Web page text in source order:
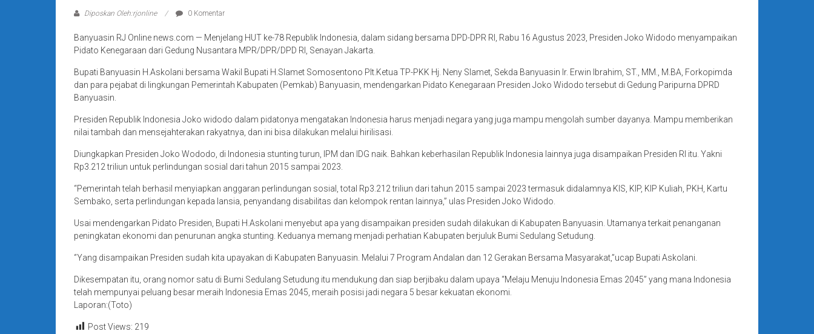
Diposkan Oleh:rjonline 0 Komentar
Banyuasin RJ Online news.com — Menjelang HUT ke-78 Republik Indonesia, dalam sidang bersama DPD-DPR RI, Rabu 16 Agustus 2023, Presiden Joko Widodo menyampaikan
Pidato Kenegaraan dari Gedung Nusantara MPR/DPR/DPD RI, Senayan Jakarta.
Bupati Banyuasin H.Askolani bersama Wakil Bupati H.Slamet Somosentono Plt.Ketua TP-PKK Hj. Neny Slamet, Sekda Banyuasin Ir. Erwin Ibrahim, ST., MM., M.BA, Forkopimda
dan para pejabat di lingkungan Pemerintah Kabupaten (Pemkab) Banyuasin, mendengarkan Pidato Kenegaraan Presiden Joko Widodo tersebut di Gedung Paripurna DPRD
Banyuasin.
Presiden Republik Indonesia Joko widodo dalam pidatonya mengatakan Indonesia harus menjadi negara yang juga mampu mengolah sumber dayanya. Mampu memberikan
nilai tambah dan mensejahterakan rakyatnya, dan ini bisa dilakukan melalui hirilisasi.
Diungkapkan Presiden Joko Wododo, di Indonesia stunting turun, IPM dan IDG naik. Bahkan keberhasilan Republik Indonesia lainnya juga disampaikan Presiden RI itu. Yakni
Rp3.212 triliun untuk perlindungan sosial dari tahun 2015 sampai 2023.
“Pemerintah telah berhasil menyiapkan anggaran perlindungan sosial, total Rp3.212 triliun dari tahun 2015 sampai 2023 termasuk didalamnya KIS, KIP, KIP Kuliah, PKH, Kartu
Sembako, serta perlindungan kepada lansia, penyandang disabilitas dan kelompok rentan lainnya,” ulas Presiden Joko Widodo.
Usai mendengarkan Pidato Presiden, Bupati H.Askolani menyebut apa yang disampaikan presiden sudah dilakukan di Kabupaten Banyuasin. Utamanya terkait penanganan
peningkatan ekonomi dan penurunan angka stunting. Keduanya memang menjadi perhatian Kabupaten berjuluk Bumi Sedulang Setudung.
‘’Yang disampaikan Presiden sudah kita upayakan di Kabupaten Banyuasin. Melalui 7 Program Andalan dan 12 Gerakan Bersama Masyarakat,”ucap Bupati Askolani.
Dikesempatan itu, orang nomor satu di Bumi Sedulang Setudung itu mendukung dan siap berjibaku dalam upaya “Melaju Menuju Indonesia Emas 2045” yang mana Indonesia
telah mempunyai peluang besar meraih Indonesia Emas 2045, meraih posisi jadi negara 5 besar kekuatan ekonomi.
Laporan:(Toto)
Post Views: 219